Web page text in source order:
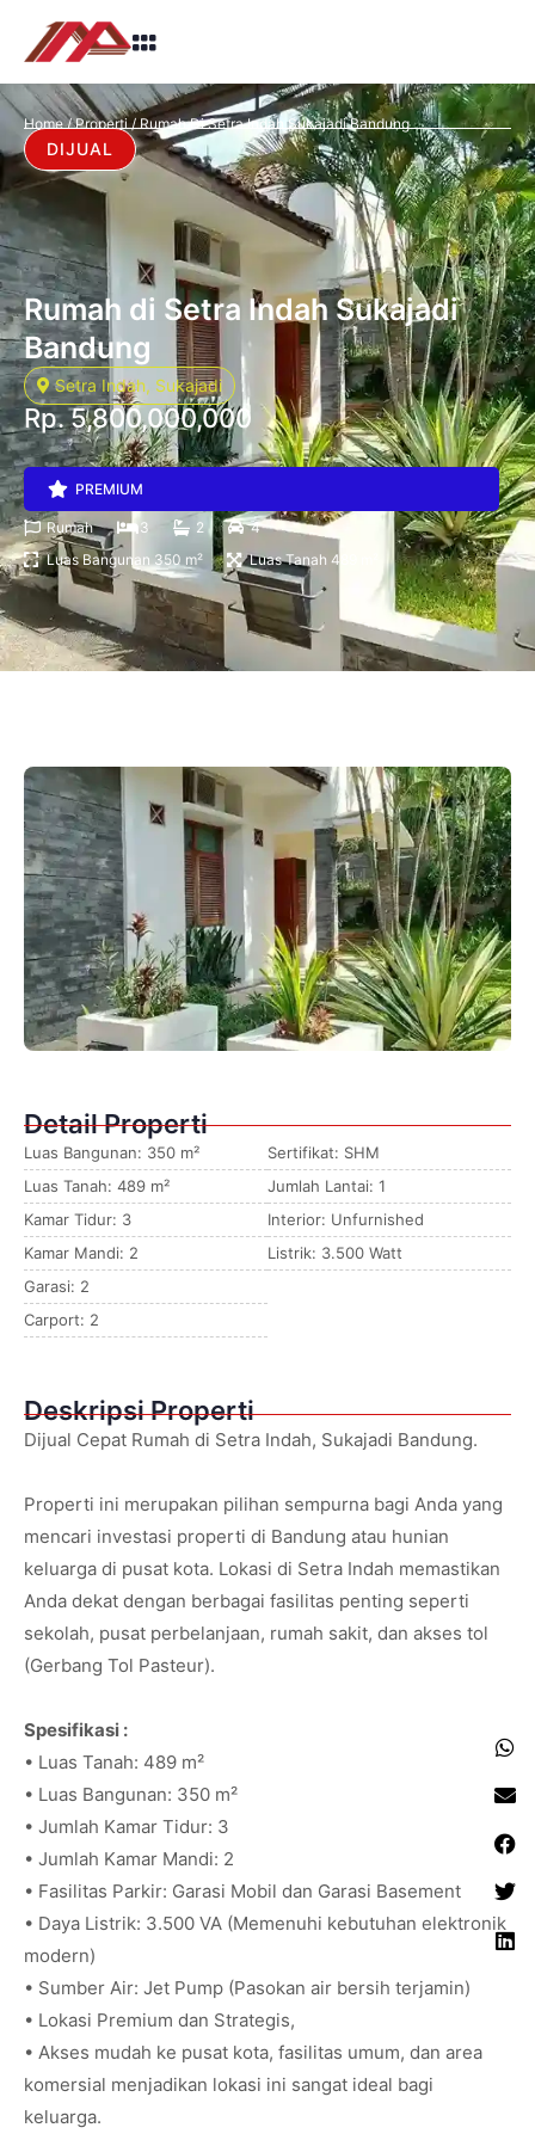
Home/Properti/Rumah Di Setra Indah Sukajadi Bandung
DIJUAL
Rumah di Setra Indah Sukajadi
Bandung
Setra Indah, Sukajadi
Rp.5,800,000,000
PREMIUM
Rumah 3 2
4
Luas Bangunan 350 m²
Luas Tanah 489 m²
Detail Properti
Luas Bangunan: 350 m²
Luas Tanah: 489 m²
Kamar Tidur: 3
Kamar Mandi: 2
Garasi: 2
Carport: 2
Sertifikat: SHM
Jumlah Lantai: 1
Interior: Unfurnished
Listrik: 3.500 Watt
Deskripsi Properti
Dijual Cepat Rumah di Setra Indah, Sukajadi Bandung.
Properti ini merupakan pilihan sempurna bagi Anda yang
mencari investasi properti di Bandung atau hunian
keluarga di pusat kota. Lokasi di Setra Indah memastikan
Anda dekat dengan berbagai fasilitas penting seperti
sekolah, pusat perbelanjaan, rumah sakit, dan akses tol
(Gerbang Tol Pasteur).
Spesifikasi :
• Luas Tanah: 489 m²
• Luas Bangunan: 350 m²
• Jumlah Kamar Tidur: 3
• Jumlah Kamar Mandi: 2
• Fasilitas Parkir: Garasi Mobil dan Garasi Basement
• Daya Listrik: 3.500 VA (Memenuhi kebutuhan elektronik
modern)
• Sumber Air: Jet Pump (Pasokan air bersih terjamin)
• Lokasi Premium dan Strategis,
• Akses mudah ke pusat kota, fasilitas umum, dan area
komersial menjadikan lokasi ini sangat ideal bagi
keluarga.